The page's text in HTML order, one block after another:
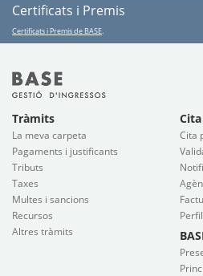
Certificats i Premis
Certificats i Premis de BASE
Tràmits
La meva carpeta
Pagaments i justificants
Tributs
Taxes
Multes i sancions
Recursos
Altres tràmits
Cita